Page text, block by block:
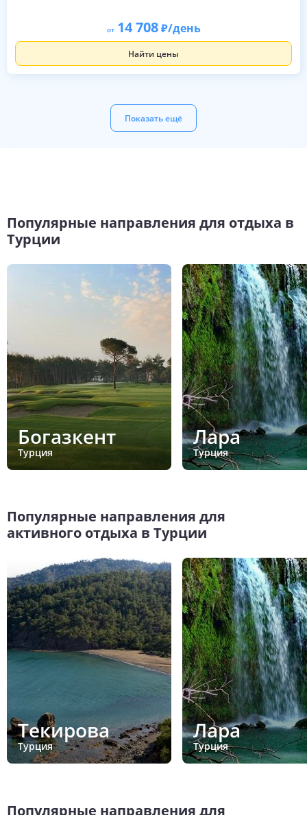
от 14 708 /день
Найти цены
Показать ещё
Популярные направления для отдыха в
Турции
Богазкент
Турция
Лара
Турция
Популярные направления для
активного отдыха в Турции
Текирова
Турция
Лара
Турция
Популярные направления для